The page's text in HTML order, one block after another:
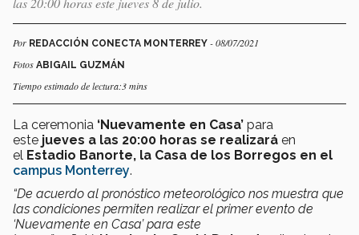
Por REDACCIÓN CONECTA MONTERREY - 08/07/2021
Fotos ABIGAIL GUZMÁN
Tiempo estimado de lectura:3 mins
La ceremonia ‘Nuevamente en Casa’ para
este jueves a las 20:00 horas se realizará en
el Estadio Banorte, la Casa de los Borregos en el
campus Monterrey.
“De acuerdo al pronóstico meteorológico nos muestra que
las condiciones permiten realizar el primer evento de
‘Nuevamente en Casa’ para este